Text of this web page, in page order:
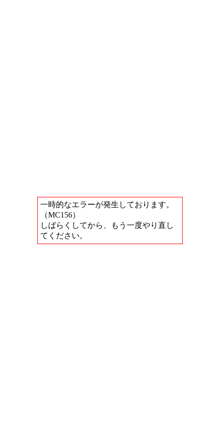
一時的なエラーが発生しております。
（MC156）
しばらくしてから、もう一度やり直し
てください。